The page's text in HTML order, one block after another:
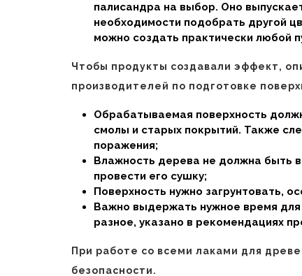
палисандра на выбор. Оно
необходимости подобрать другой
можно создать практически любой
Чтобы продукты создавали эффект,
производителей по подготовке
Обрабатываемая поверхность
смолы и старых покрытий. Также
поражения;
Влажность дерева не должна быть
провести его сушку;
Поверхность нужно загрунтовать,
Важно выдержать нужное время
разное, указано в рекомендациях
При работе со всеми лаками для
безопасности.